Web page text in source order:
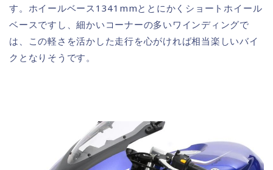
す。ホイールベース1341mmととにかくショートホイール
ベースですし、細かいコーナーの多いワインディングで
は、この軽さを活かした走行を心がければ相当楽しいバイ
クとなりそうです。